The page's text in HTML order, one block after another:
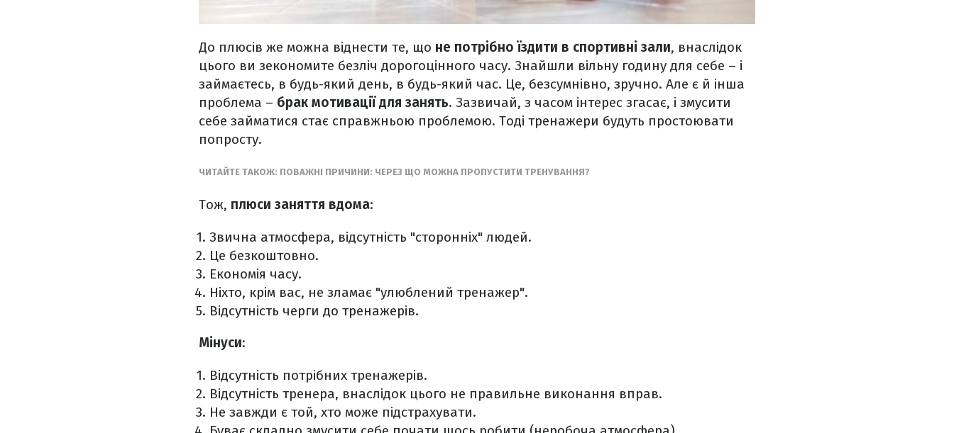
До плюсів же можна віднести те, що не потрібно їздити в спортивні зали, внаслідок
цього ви зекономите безліч дорогоцінного часу. Знайшли вільну годину для себе – і
займаєтесь, в будь-який день, в будь-який час. Це, безсумнівно, зручно. Але є й інша
проблема – брак мотивації для занять. Зазвичай, з часом інтерес згасає, і змусити
себе займатися стає справжньою проблемою. Тоді тренажери будуть простоювати
попросту.
ЧИТАЙТЕ ТАКОЖ: ПОВАЖНІ ПРИЧИНИ: ЧЕРЕЗ ЩО МОЖНА ПРОПУСТИТИ ТРЕНУВАННЯ?
Тож, плюси заняття вдома:
Звична атмосфера, відсутність "сторонніх" людей.
Це безкоштовно.
Економія часу.
Ніхто, крім вас, не зламає "улюблений тренажер".
Відсутність черги до тренажерів.
Мінуси:
Відсутність потрібних тренажерів.
Відсутність тренера, внаслідок цього не правильне виконання вправ.
Не завжди є той, хто може підстрахувати.